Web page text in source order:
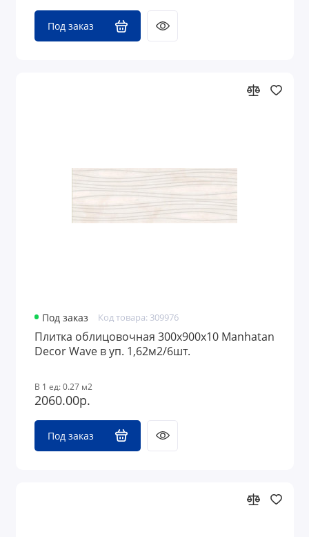
Под заказ
Под заказ Код товара: 309976
Плитка облицовочная 300x900х10 Manhatan
Decor Wave в уп. 1,62м2/6шт.
В 1 ед: 0.27 м2
2060.00р.
Под заказ